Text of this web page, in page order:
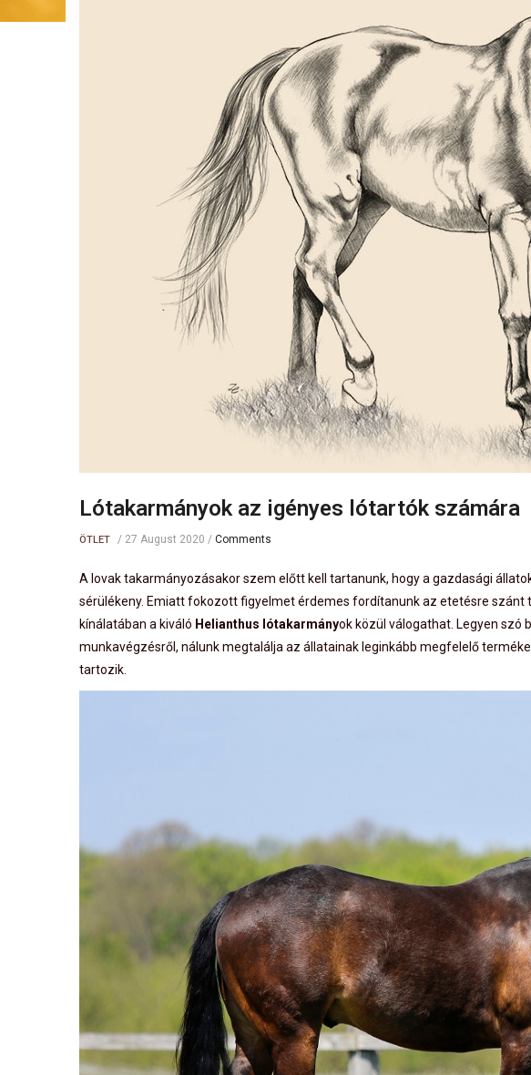
Lótakarmányok az igényes lótartók számára
ÖTLET / 27 August 2020 / Comments
A lovak takarmányozásakor szem előtt kell tartanunk, hogy a gazdasági
sérülékeny. Emiatt fokozott figyelmet érdemes fordítanunk az etetésre szánt
kínálatában a kiváló Helianthus lótakarmányok közül válogathat. Legyen szó
munkavégzésről, nálunk megtalálja az állatainak leginkább megfelelő
tartozik.